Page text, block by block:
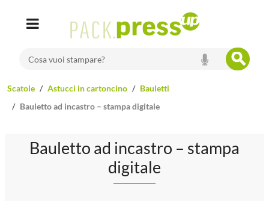
Cosa vuoi stampare? search
scatole astucci in cartoncino
bauletti
bauletto ad incastro – stampa digitale
bauletto ad incastro – stampa
digitale